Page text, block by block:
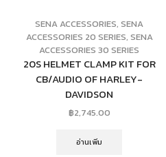
SENA ACCESSORIES, SENA
ACCESSORIES 20 SERIES, SENA
ACCESSORIES 30 SERIES
20S HELMET CLAMP KIT FOR
CB/AUDIO OF HARLEY-
DAVIDSON
฿2,745.00
อ่านเพิ่ม